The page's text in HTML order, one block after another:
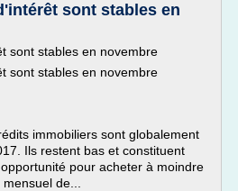
sont stables en
sont stables en novembre
sont stables en novembre
immobiliers sont globalement
Ils restent bas et constituent
pour acheter à moindre
de...